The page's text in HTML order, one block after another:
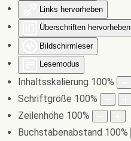
Links hervorheben
Überschriften hervorheben
Bildschirmleser
Lesemodus
Inhaltsskalierung 100%
Schriftgröße 100%
Zeilenhöhe 100%
Buchstabenabstand 100%